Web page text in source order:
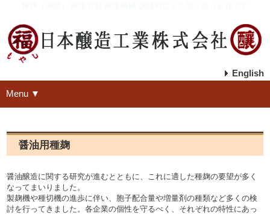
English
Menu ▼
醤油用種麹
醤油醸造に関する研究が進むとともに、これに適した種麹の要望が多く
なってまいりました。
製麹機や種切機の進歩に伴い、胞子配合量や増量剤の種類など多くの検
討を行ってきました。各企業の個性を守るべく、それぞれの特性にあっ